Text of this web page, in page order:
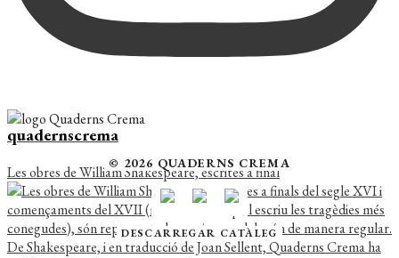
quadernscrema
Les obres de William Shakespeare, escrites a final
© 2026 QUADERNS CREMA
DESCARREGAR CATÀLEG